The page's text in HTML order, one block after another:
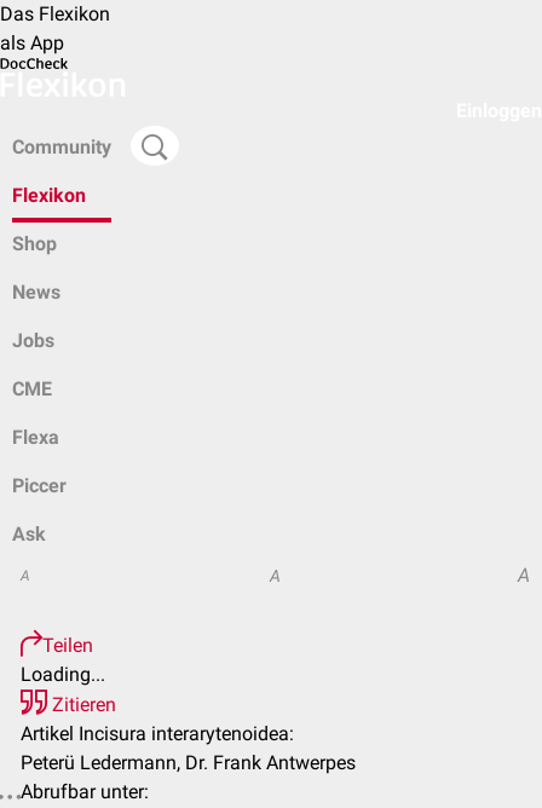
Das Flexikon
als App
Community
Flexikon
Shop
News
Jobs
CME
Flexa
Piccer
Ask
A A A
Teilen
Loading...
Zitieren
Artikel Incisura interarytenoidea:
Peterü Ledermann, Dr. Frank Antwerpes
Abrufbar unter: